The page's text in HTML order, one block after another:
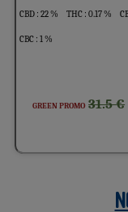
CBD : 22 % THC : 0.17 %
CBC : 1 %
GREEN PROMO 31.5 €